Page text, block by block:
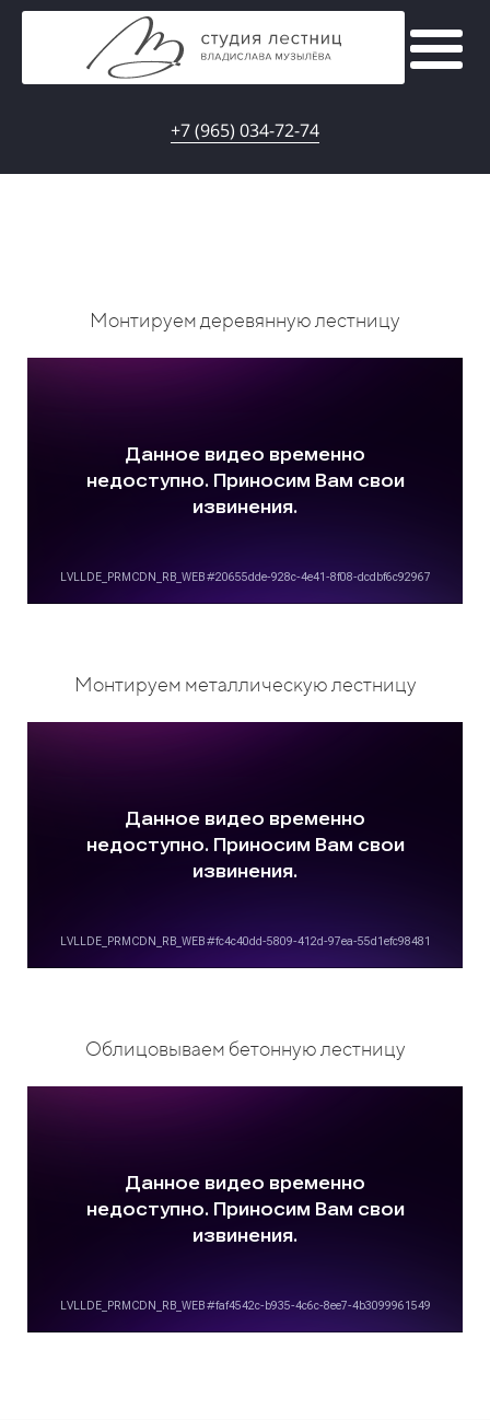
+7 (965) 034-72-74
Монтируем деревянную лестницу
Монтируем металлическую лестницу
Облицовываем бетонную лестницу